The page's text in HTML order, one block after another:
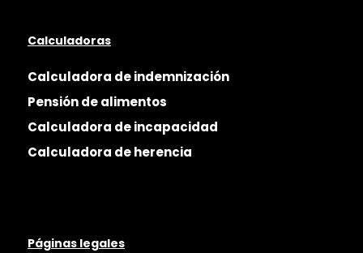
Calculadoras
Calculadora de indemnización
Pensión de alimentos
Calculadora de incapacidad
Calculadora de herencia
Páginas legales